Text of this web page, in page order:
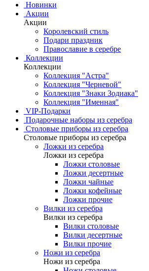
Новинки
Акции
Акции
Королевский стиль
Подари праздник
Православие в серебре
Коллекции
Коллекции
Коллекция "Астра"
Коллекция "Черневой"
Коллекция "Знаки Зодиака"
Коллекция "Именная"
VIP-Подарки
Подарочные наборы из серебра
Столовые приборы из серебра
Столовые приборы из серебра
Ложки из серебра
Ложки из серебра
Ложки столовые
Ложки десертные
Ложки чайные
Ложки кофейные
Ложки прочие
Вилки из серебра
Вилки из серебра
Вилки столовые
Вилки десертные
Вилки прочие
Ножи из серебра
Ножи из серебра